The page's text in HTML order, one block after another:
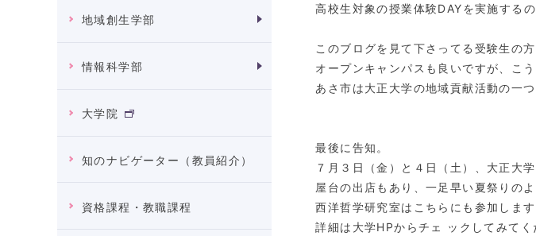
地域創生学部
情報科学部
大学院
知のナビゲーター（教員紹介）
資格課程・教職課程
高校生対象の授業体験DAYを実施する
このブログを見て下さってる受験生の方
オープンキャンパスも良いですが、こ
あさ市は大正大学の地域貢献活動の一
最後に告知。
７月３日（金）と４日（土）、大正大
屋台の出店もあり、一足早い夏祭りのよ
西洋哲学研究室はこちらにも参加しま
詳細は大学HPからチェ ックしてみてく